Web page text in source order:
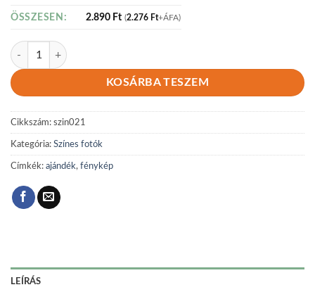
ÖSSZESEN: 2.890 Ft (2.276 Ft+ÁFA)
Színes 021 mennyiség
KOSÁRBA TESZEM
Cikkszám: szin021
Kategória: Színes fotók
Címkék: ajándék, fénykép
LEÍRÁS